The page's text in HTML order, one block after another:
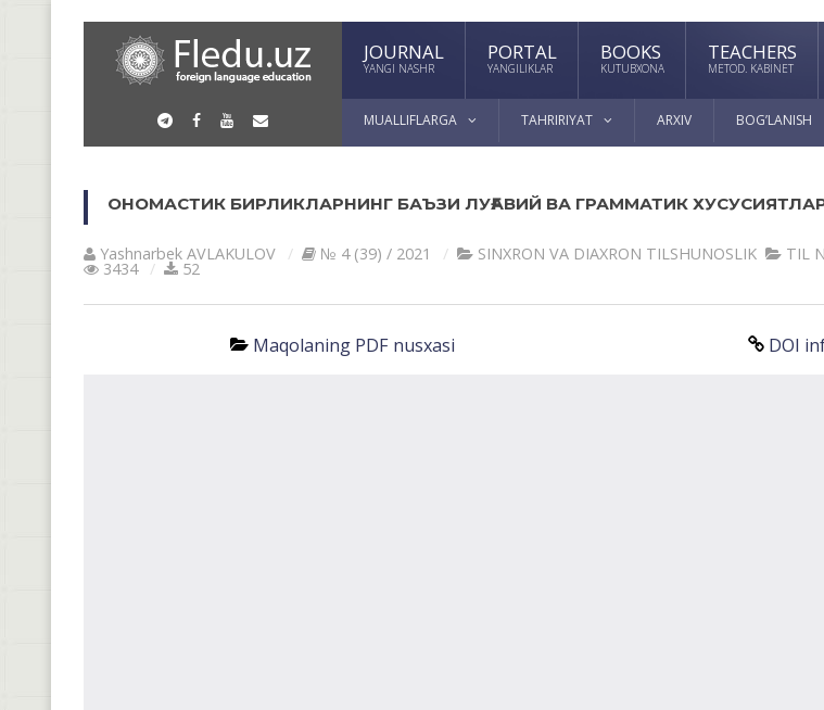
JOURNAL
YANGI NASHR
PORTAL
YANGILIKLAR
BOOKS
KUTUBXONA
TEACHERS
METOD. KABINET
MUALLIFLARGA TAHRIRIYAT ARXIV BOG’LANISH
ОНОМАСТИК БИРЛИКЛАРНИНГ БАЪЗИ ЛУҒАВИЙ ВА ГРАММАТИК
Yashnarbek AVLАKULOV № 4 (39) / 2021 SINXRON VА DIАXRON TILSHUNOSLIK TIL
3434 52
Maqolaning PDF nusxasi DOI